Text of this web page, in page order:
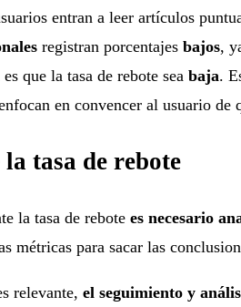
entran a leer artículos
registran porcentajesbajos,
que la tasa de rebote seabaja.
en convencer al usuario
tasa de rebote
la tasa de rebote es necesario
métricas para sacar las
relevante, el seguimiento y